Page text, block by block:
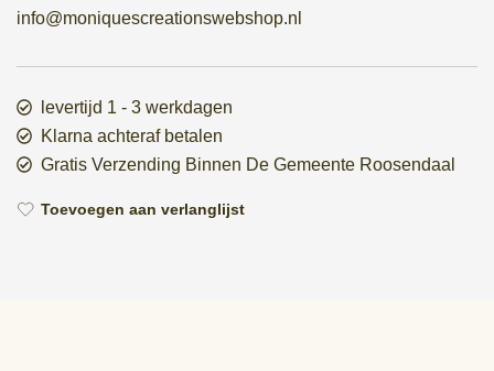
info@moniquescreationswebshop.nl
levertijd 1 - 3 werkdagen
Klarna achteraf betalen
Gratis Verzending Binnen De Gemeente Roosendaal
Toevoegen aan verlanglijst